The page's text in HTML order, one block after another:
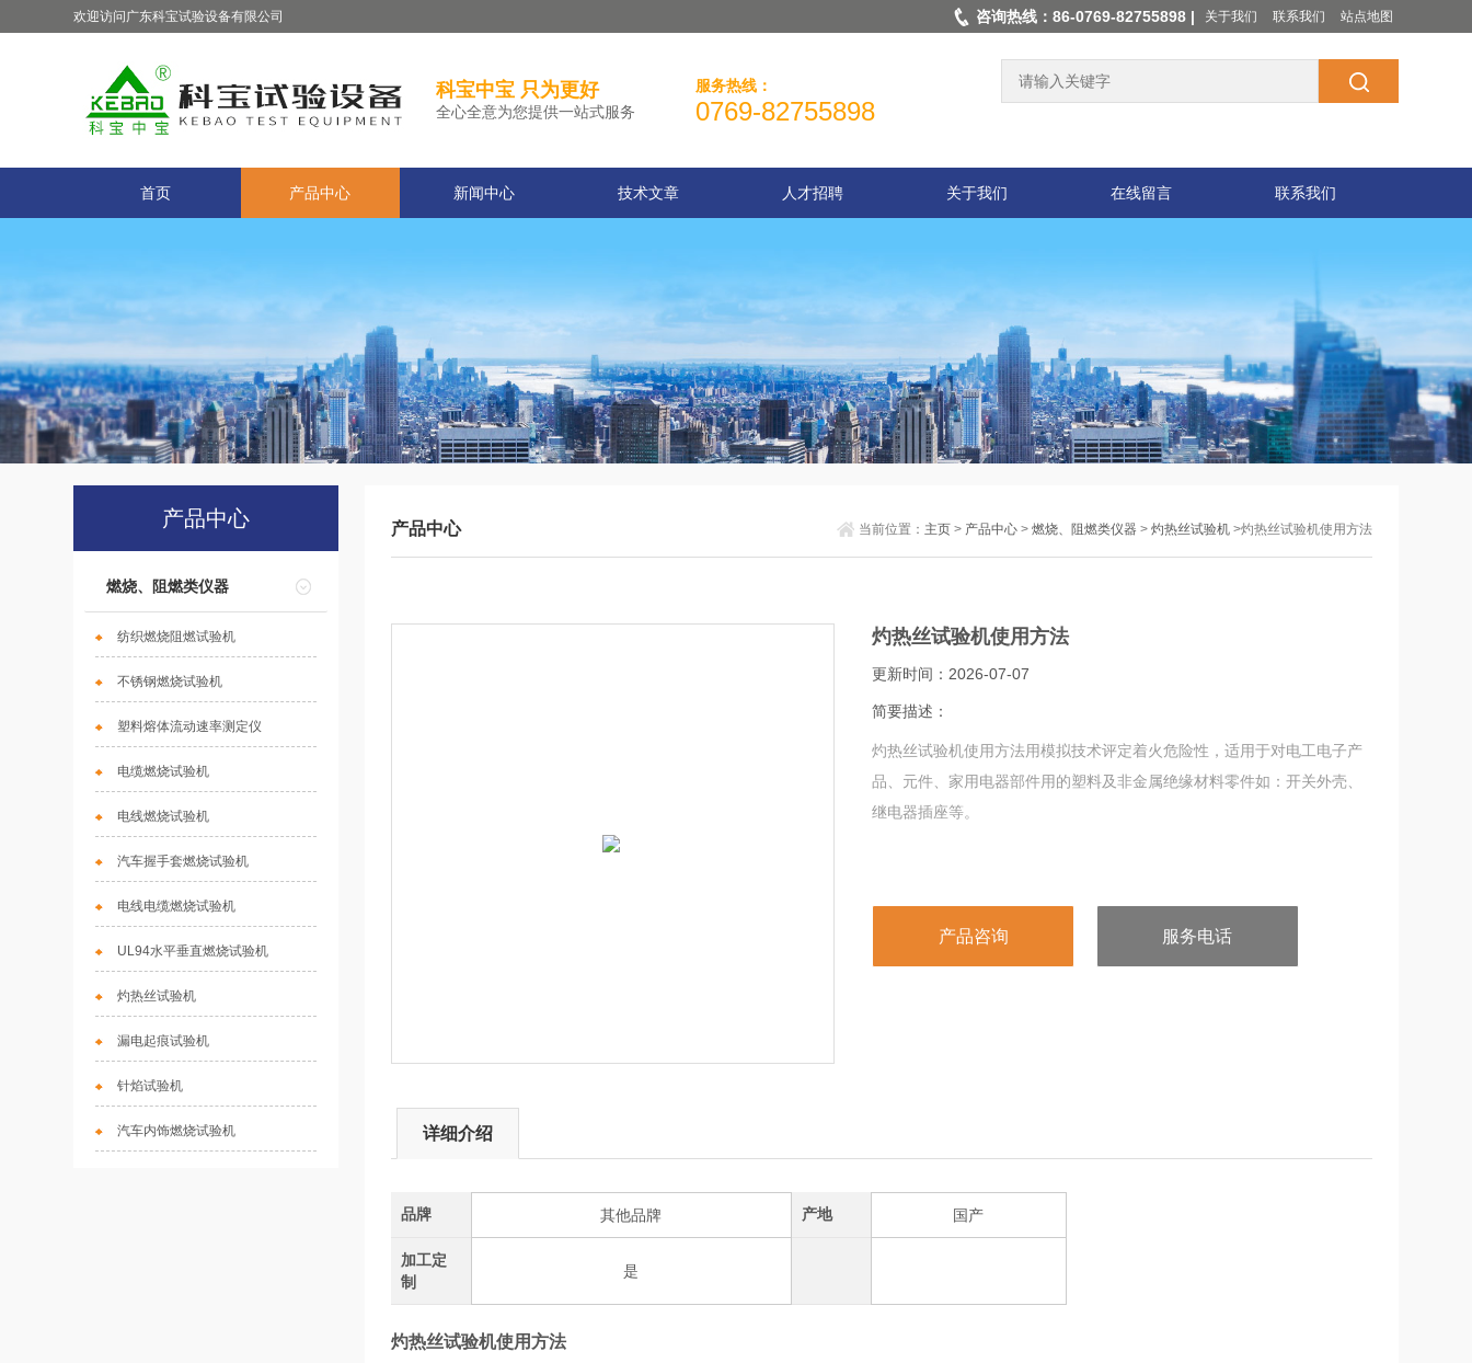
欢迎访问广东科宝试验设备有限公司 咨询热线：86-0769-82755898 | 关于我们 联系我们 站点地图
科宝中宝 只为更好
全心全意为您提供一站式服务
服务热线：
0769-82755898
首页 产品中心 新闻中心 技术文章 人才招聘 关于我们 在线留言 联系我们
产品中心
燃烧、阻燃类仪器
纺织燃烧阻燃试验机
不锈钢燃烧试验机
塑料熔体流动速率测定仪
电缆燃烧试验机
电线燃烧试验机
汽车握手套燃烧试验机
电线电缆燃烧试验机
UL94水平垂直燃烧试验机
灼热丝试验机
漏电起痕试验机
针焰试验机
汽车内饰燃烧试验机
产品中心 当前位置： 主页 > 产品中心 >燃烧、阻燃类仪器 >灼热丝试验机 >灼热丝试验机使用方法
灼热丝试验机使用方法
更新时间：2026-07-07
简要描述：
灼热丝试验机使用方法用模拟技术评定着火危险性，适用于对电工电子产
品、元件、家用电器部件用的塑料及非金属绝缘材料零件如：开关外壳、
继电器插座等。
产品咨询 服务电话
详细介绍
品牌 其他品牌 产地 国产
加工定
制
是
灼热丝试验机使用方法